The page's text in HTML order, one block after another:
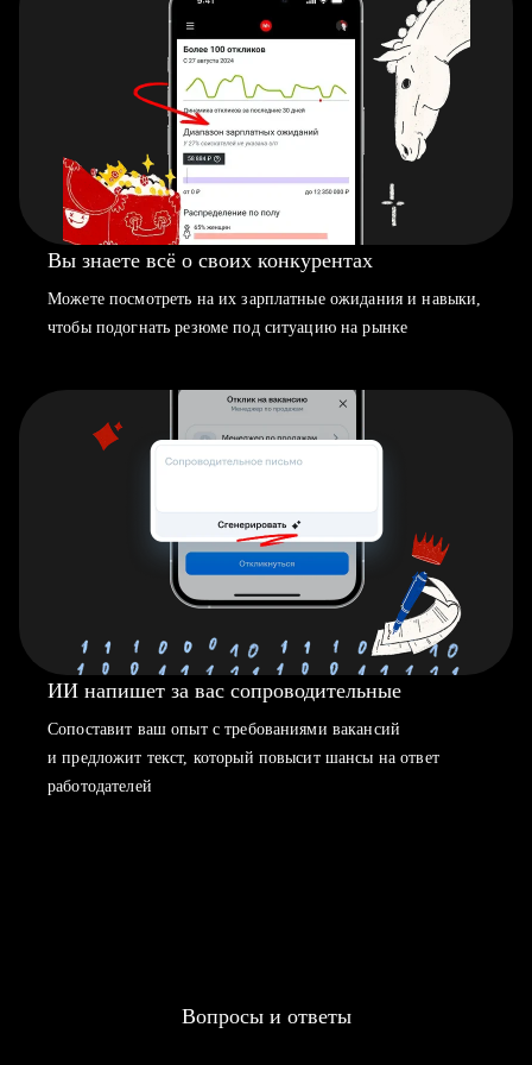
Вы знаете всё о своих конкурентах
Можете посмотреть на их зарплатные ожидания и навыки,
чтобы подогнать резюме под ситуацию на рынке
ИИ напишет за вас сопроводительные
Сопоставит ваш опыт с требованиями вакансий
и предложит текст, который повысит шансы на ответ
работодателей
Вопросы и ответы